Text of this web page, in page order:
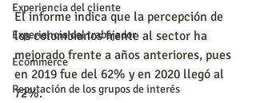
Experiencia del cliente
Experiencia del trabajador
Ecommerce
Reputación de los grupos de interés
El informe indica que la percepción de
los colombianos frente al sector ha
mejorado frente a años anteriores, pues
en 2019 fue del 62% y en 2020 llegó al
72%.